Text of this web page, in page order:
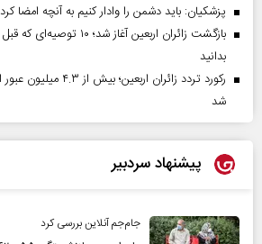
پزشکیان: باید دشمن را وادار کنیم به آنچه امضا
بازگشت زائران اربعین آغاز
بدانید
رکورد تردد زائران
شد
پیشنهاد سردبیر
جام‌جم آنلاین بررسی کرد